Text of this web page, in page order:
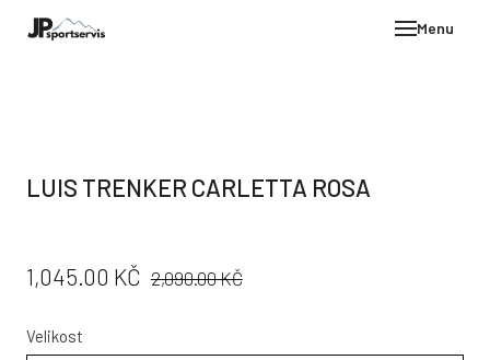
Menu
LUIS TRENKER CARLETTA ROSA
CENA:
1,045.00 KČ PŮVODNÍ
2,090.00 KČ
Velikost